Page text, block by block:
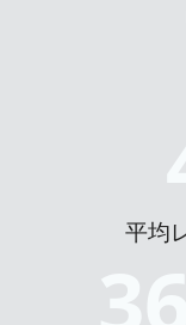
平均